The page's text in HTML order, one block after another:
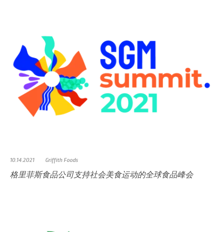
10.14.2021 Griffith Foods
格里菲斯食品公司支持社会美食运动的全球食品峰会